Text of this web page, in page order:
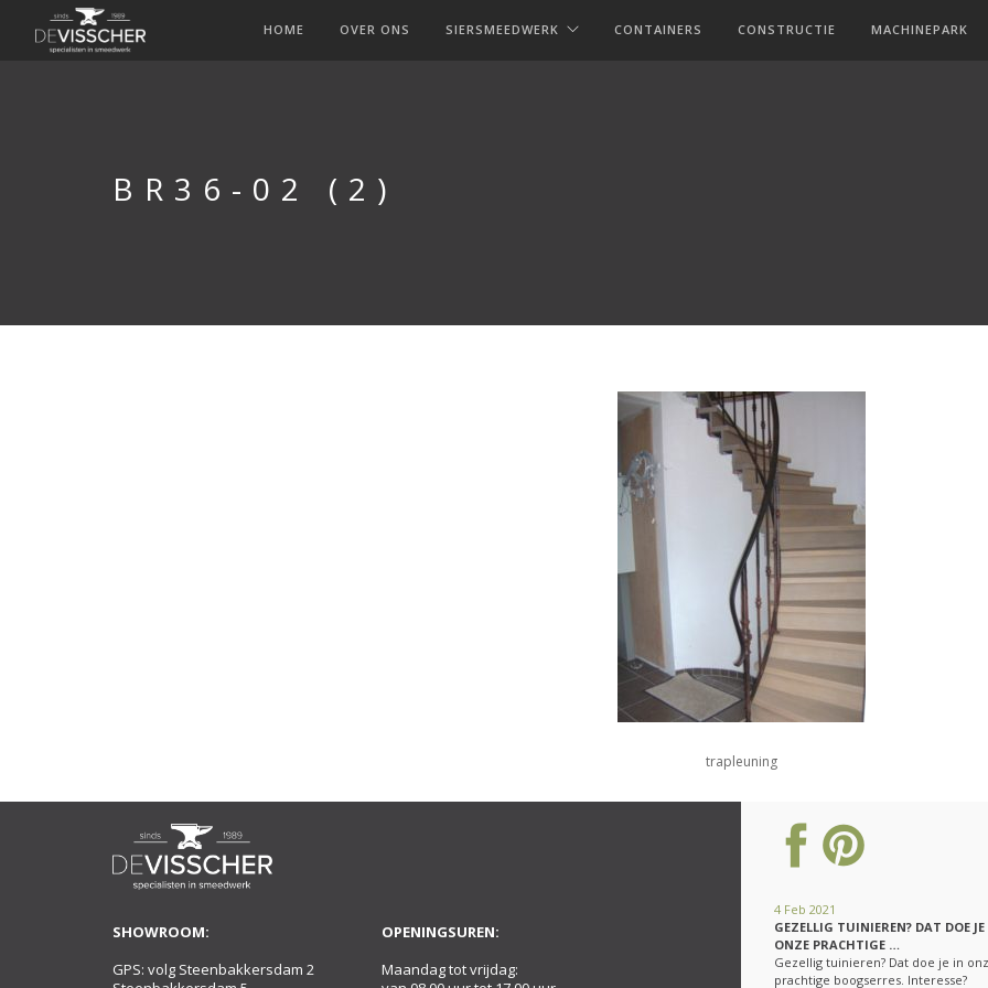
HOME OVER ONS SIERSMEEDWERK CONTAINERS CONSTRUCTIE MACHINEPARK
BR36-02 (2)
trapleuning
SHOWROOM:
GPS: volg Steenbakkersdam 2
OPENINGSUREN:
Maandag tot vrijdag:
4 Feb 2021
GEZELLIG TUINIEREN? DAT DOE
ONZE PRACHTIGE …
Gezellig tuinieren? Dat doe je in
prachtige boogserres. Interesse?